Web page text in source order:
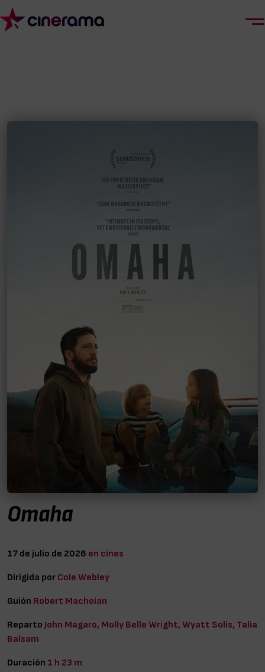
Omaha
17 de julio de 2026 en cines
Dirigida por Cole Webley
Guión Robert Machoian
Reparto John Magaro, Molly Belle Wright, Wyatt Solis, Talia
Balsam
Duración 1 h 23 m